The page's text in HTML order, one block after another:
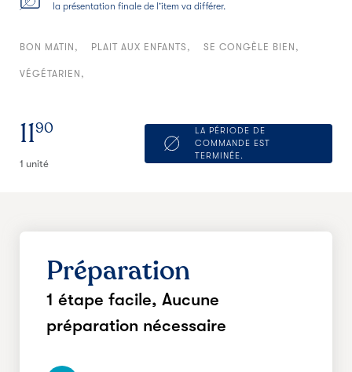
la présentation finale de l’item va différer.
BON MATIN PLAIT AUX ENFANTS SE CONGÈLE BIEN
VÉGÉTARIEN
1190
1 unité
LA PÉRIODE DE
COMMANDE EST
TERMINÉE.
Préparation
1 étape facile, Aucune
préparation nécessaire